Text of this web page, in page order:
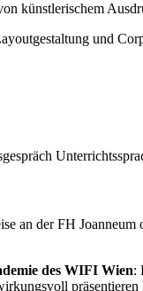
künstlerischem
und
an der FH
des WIFI Wien: